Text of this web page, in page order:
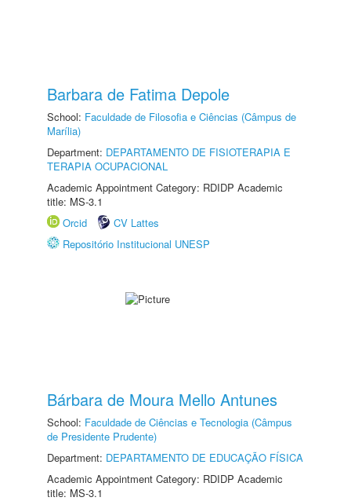
Barbara de Fatima Depole
School: Faculdade de Filosofia e Ciências (Câmpus de
Marília)
Department: DEPARTAMENTO DE FISIOTERAPIA E
TERAPIA OCUPACIONAL
Academic Appointment Category: RDIDP Academic
title: MS-3.1
Orcid
CV Lattes
Repositório Institucional UNESP
Bárbara de Moura Mello Antunes
School: Faculdade de Ciências e Tecnologia (Câmpus
de Presidente Prudente)
Department: DEPARTAMENTO DE EDUCAÇÃO FÍSICA
Academic Appointment Category: RDIDP Academic
title: MS-3.1